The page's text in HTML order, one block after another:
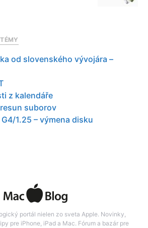
od slovenského vývojára –
z kalendáře
suborov
1.25 – výmena disku
portál nielen zo sveta Apple. Novinky,
pre iPhone, iPad a Mac. Fórum a bazár pre